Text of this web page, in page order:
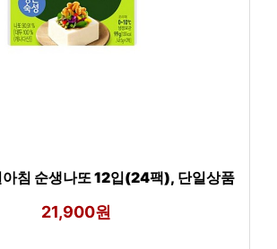
침 순생나또 12입(24팩), 단일상품
21,900원